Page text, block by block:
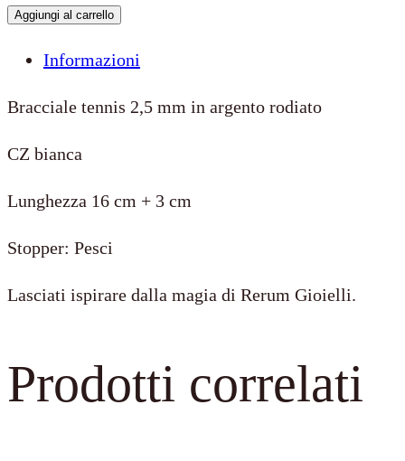
Bracciale
2,5
mm
Stopper
quantità
Aggiungi al carrello
Informazioni
Bracciale tennis 2,5 mm in argento rodiato
CZ bianca
Lunghezza 16 cm + 3 cm
Stopper: Pesci
Lasciati ispirare dalla magia di Rerum Gioielli.
Prodotti correlati